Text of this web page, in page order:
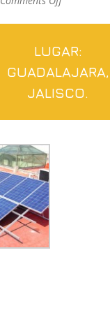
IT
LUGAR:
GUADALAJARA,
JALISCO.